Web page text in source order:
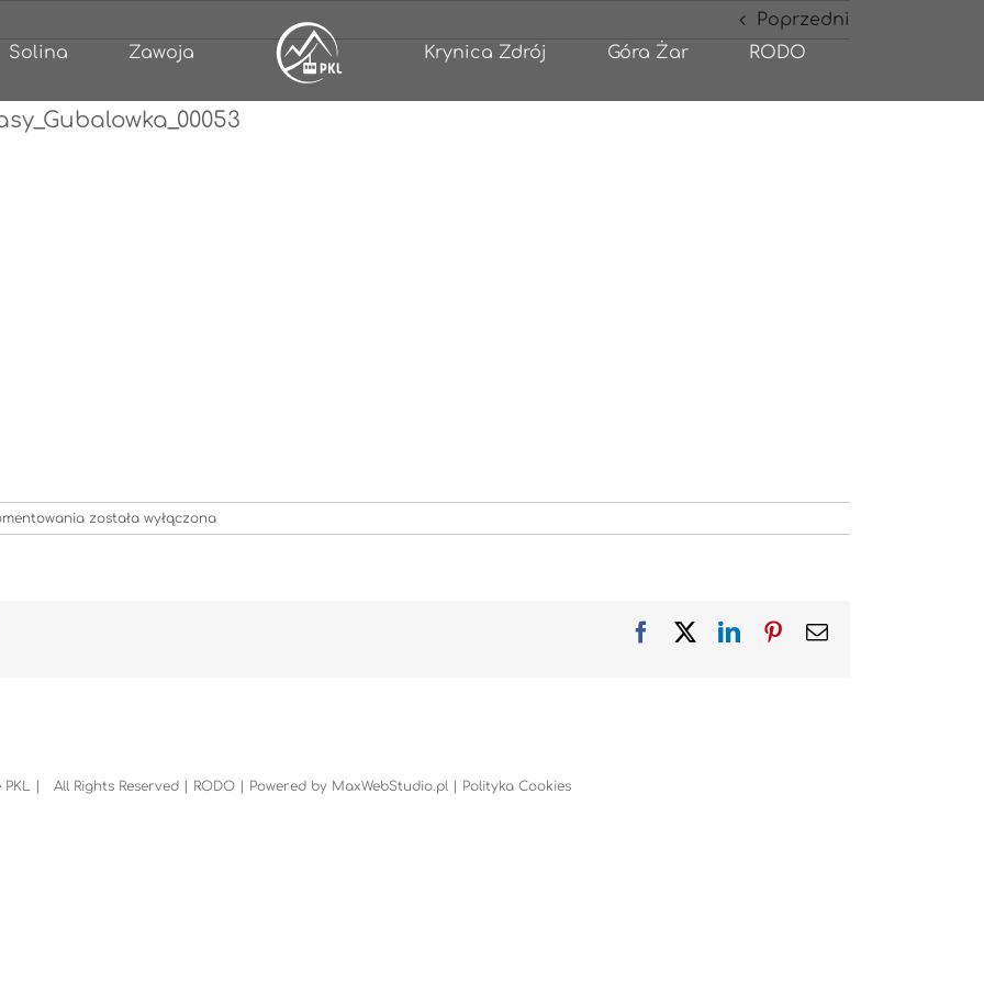
Solina Zawoja Krynica Zdrój Góra Żar RODO
Poprzedni
Restauracje_PKL_Zakopane_Tarasy_Gubalowka_00053
została wyłączona
FacebookLinkedInPinterest
Email
PKL | All Rights Reserved | RODO| Powered by MaxWebStudio.pl | Polityka Cookies